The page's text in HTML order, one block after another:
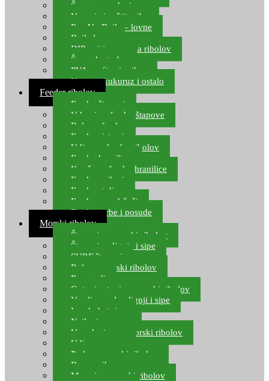
Špage, upredenice
Vaganje i zaštita ribe
Pop Up Boile – lovne
Boile lovne
DIP-ovi i arome za ribolov
Šaranske torbe
PVA vrećice i pribor
Umjetni kukuruz i ostalo
Feeder ribolov
Feeder štapovi
Vrhovi za feeder štapove
Role za feeder
Feeder sistemi
Udice za feeder ribolov
Feeder hranilice
Kopče za feeder hranilice
Feeder najloni
Feeder stolice
Feeder arm držači
Feeder torbe i posude
Morski ribolov
Štapovi za morski ribolov
Štapovi za lignje i sipe
SURF štapovi
Role za morski ribolov
Parangali
Gotovi setovi za morski ribolov
Varalice za lov lignji i sipe
Lov hobotnice
Najloni za more
Upredenice za morski ribolov
Udice za more
Perle za morski ribolov
Brum prihrana za more
Mamci za morski ribolov